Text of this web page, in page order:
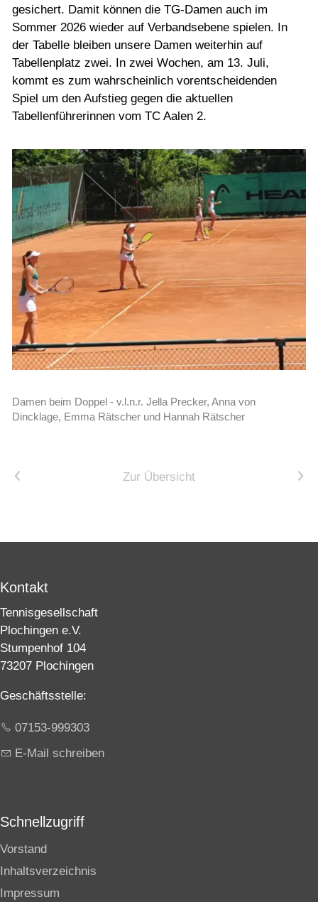
gesichert. Damit können die TG-Damen auch im
Sommer 2026 wieder auf Verbandsebene spielen. In
der Tabelle bleiben unsere Damen weiterhin auf
Tabellenplatz zwei. In zwei Wochen, am 13. Juli,
kommt es zum wahrscheinlich vorentscheidenden
Spiel um den Aufstieg gegen die aktuellen
Tabellenführerinnen vom TC Aalen 2.
Damen beim Doppel - v.l.n.r. Jella Precker, Anna von
Dincklage, Emma Rätscher und Hannah Rätscher
Vorheriger Artikel Zur Übersicht Nächster Artikel
Kontakt
Tennisgesellschaft
Plochingen e.V.
Stumpenhof 104
73207 Plochingen
Geschäftsstelle:
07153-999303
E-Mail schreiben
Schnellzugriff
Vorstand
Inhaltsverzeichnis
Impressum